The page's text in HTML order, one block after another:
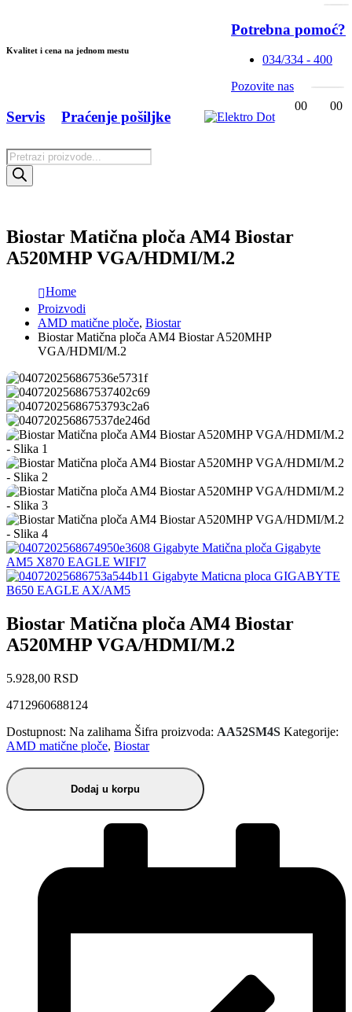
Kvalitet i cena na jednom mestu
Potrebna pomoć?
034/334 - 400
Pozovite nas
Products
search
Servis Praćenje pošiljke
00 00
Biostar Matična ploča AM4 Biostar
A520MHP VGA/HDMI/M.2
Home
Proizvodi
AMD matične ploče, Biostar
Biostar Matična ploča AM4 Biostar A520MHP
VGA/HDMI/M.2
Gigabyte Matična ploča Gigabyte
AM5 X870 EAGLE WIFI7
Gigabyte Maticna ploca GIGABYTE
B650 EAGLE AX/AM5
Biostar Matična ploča AM4 Biostar
A520MHP VGA/HDMI/M.2
5.928,00 RSD
4712960688124
Dostupnost: Na zalihama Šifra proizvoda: AA52SM4S Kategorije:
AMD matične ploče, Biostar
Dodaj u korpu